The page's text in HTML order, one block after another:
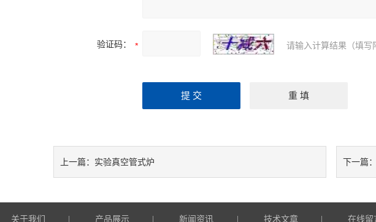
验证码： 请输入计算结果（填写
上一篇： 实验真空管式炉 下一篇
关于我们 产品展示 新闻资讯 技术文章 在线留